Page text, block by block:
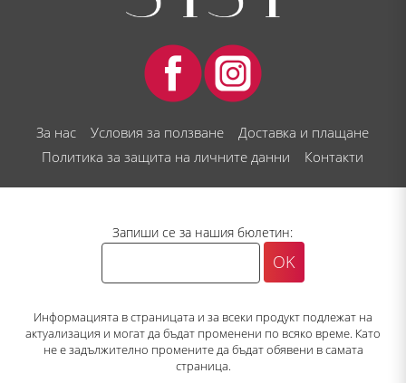
За нас Условия за ползване
Доставка и плащане
Политика за защита на личните данни
Контакти
Запиши се за нашия бюлетин:
Информацията в страницата и за всеки продукт подлежат на
актуализация и могат да бъдат променени по всяко време. Като
не е задължително промените да бъдат обявени в самата
страница.